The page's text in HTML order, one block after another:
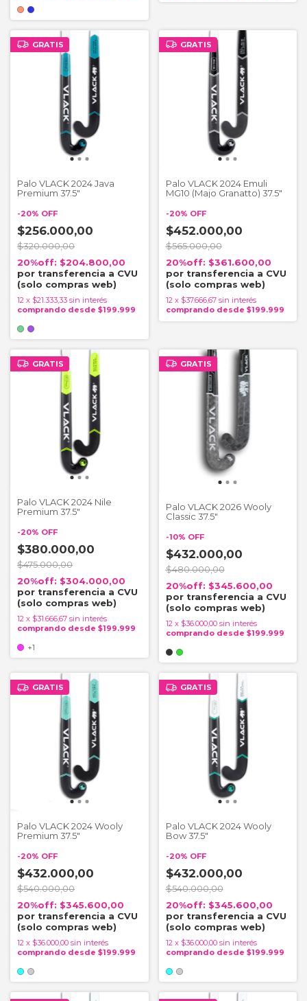
GRATIS
Palo VLACK 2024 Java
Premium 37.5"
-20% OFF
$256.000,00
$320.000,00
$204.800,00
12 x $21.333,33 sin interés
GRATIS
Palo VLACK 2024 Emuli
MG10 (Majo Granatto) 37.5"
-20% OFF
$452.000,00
$565.000,00
$361.600,00
12 x $37.666,67 sin interés
GRATIS
Palo VLACK 2024 Nile
Premium 37.5"
-20% OFF
$380.000,00
$475.000,00
$304.000,00
12 x $31.666,67 sin interés
+1
GRATIS
Palo VLACK 2026 Wooly
Classic 37.5"
-10% OFF
$432.000,00
$480.000,00
$345.600,00
12 x $36.000,00 sin interés
GRATIS
Palo VLACK 2024 Wooly
Premium 37.5"
-20% OFF
$432.000,00
$540.000,00
$345.600,00
12 x $36.000,00 sin interés
GRATIS
Palo VLACK 2024 Wooly
Bow 37.5"
-20% OFF
$432.000,00
$540.000,00
$345.600,00
12 x $36.000,00 sin interés